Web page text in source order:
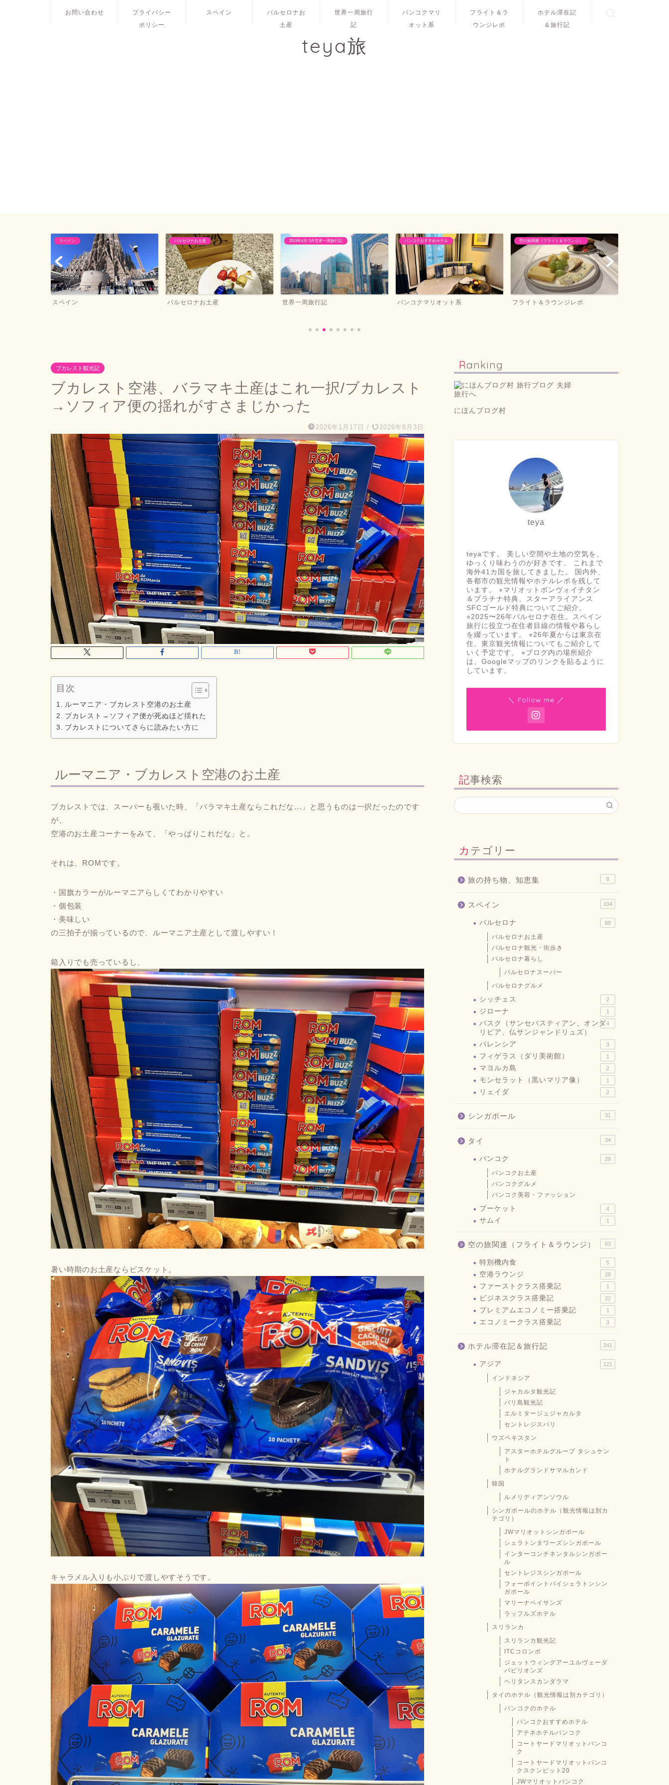
お問い合わせ
プライバシー
ポリシー
スペイン
バルセロナお
土産
世界一周旅行
記
バンコクマリ
オット系
フライト＆ラ
ウンジレポ
ホテル滞在記
＆旅行記
teya旅
バルセロナお土産 2019年4月-5月世界一周旅行記
世界一周旅行記
バンコクおすすめホテル
バンコクマリオット系
空の旅関連（フライト＆ラウンジ）
フライト＆ラウンジレポ
ホテル滞在記＆旅行記
ホテル滞在記＆旅行記
ブカレスト観光記
ブカレスト空港、バラマキ土産はこれ一択/ブカレスト
→ソフィア便の揺れがすさまじかった
2026年1月17日 / 2026年8月3日
目次
ルーマニア・ブカレスト空港のお土産
ブカレスト→ソフィア便が死ぬほど揺れた
ブカレストについてさらに読みたい方に
ルーマニア・ブカレスト空港のお土産
ブカレストでは、スーパーも覗いた時、「バラマキ土産ならこれだな…」と思うものは一択だったのです
が、
空港のお土産コーナーをみて、「やっぱりこれだな」と。
それは、 ROMです。
・国旗カラーがルーマニアらしくてわかりやすい
・個包装
・美味しい
の三拍子が揃っているので、ルーマニア土産として渡しやすい！
箱入りでも売っているし、
暑い時期のお土産ならビスケット。
キャラメル入りも小ぶりで渡しやすそうです。
Ranking
にほんブログ村
teya
teyaです。 美しい空間や土地の空気を、
ゆっくり味わうのが好きです。 これまで
海外41カ国を旅してきました。 国内外、
各都市の観光情報やホテルレポを残して
います。 ⭐︎マリオットボンヴォイチタン
＆プラチナ特典、スターアライアンス
SFCゴールド特典についてご紹介。
⭐︎2025〜26年バルセロナ在住。スペイン
旅行に役立つ在住者目線の情報や暮らし
を綴っています。 ⭐︎26年夏からは東京在
住。東京観光情報についてもご紹介して
いく予定です。 ⭐︎ブログ内の場所紹介
は、Googleマップのリンクを貼るように
しています。
＼ Follow me ／
記事検索
カテゴリー
旅の持ち物、知恵集 8
スペイン 104
バルセロナ 88
バルセロナお土産
バルセロナ観光・街歩き
バルセロナ暮らし
バルセロナスーパー
バルセロナグルメ
シッチェス 2
ジローナ 1
バスク（サンセバスティアン、オンダ
リビア、仏サンジャンドリュズ）
4
バレンシア 3
フィゲラス（ダリ美術館） 1
マヨルカ島 2
モンセラット（黒いマリア像） 1
リェイダ 2
シンガポール 31
タイ 34
バンコク 29
バンコクお土産
バンコクグルメ
バンコク美容・ファッション
プーケット 4
サムイ 1
空の旅関連（フライト＆ラウンジ） 63
特別機内食 5
空港ラウンジ 28
ファーストクラス搭乗記 1
ビジネスクラス搭乗記 22
プレミアムエコノミー搭乗記 1
エコノミークラス搭乗記 3
ホテル滞在記＆旅行記 241
アジア 121
インドネシア
ジャカルタ観光記
バリ島観光記
エルミタージュジャカルタ
セントレジスバリ
ウズベキスタン
アスターホテルグループ タシュケン
ト
ホテルグランドサマルカンド
韓国
ルメリディアンソウル
シンガポールのホテル（観光情報は別カ
テゴリ）
JWマリオットシンガポール
シェラトンタワーズシンガポール
インターコンチネンタルシンガポー
ル
セントレジスシンガポール
フォーポイントバイシェラトンシン
ガポール
マリーナベイサンズ
ラッフルズホテル
スリランカ
スリランカ観光記
ITCコロンボ
ジェットウィングアーユルヴェーダ
パビリオンズ
ヘリタンスカンダラマ
タイのホテル（観光情報は別カテゴリ）
バンコクのホテル
バンコクおすすめホテル
アテネホテルバンコク
コートヤードマリオットバンコ
ク
コートヤードマリオットバンコ
クスクンビット20
JWマリオットバンコク